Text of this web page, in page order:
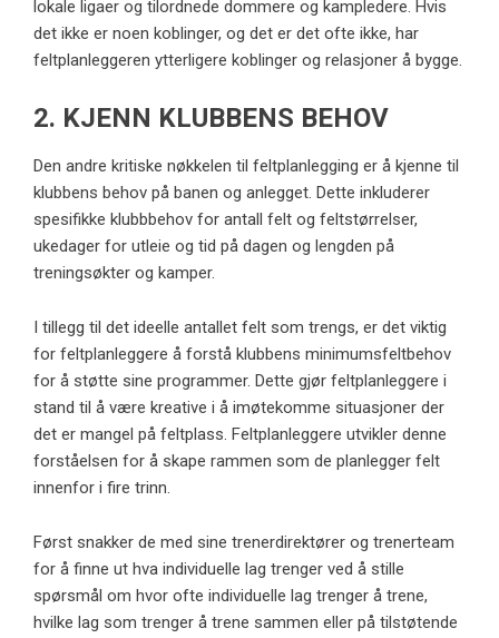
lokale ligaer og tilordnede dommere og kampledere. Hvis
det ikke er noen koblinger, og det er det ofte ikke, har
feltplanleggeren ytterligere koblinger og relasjoner å bygge.
2. KJENN KLUBBENS BEHOV
Den andre kritiske nøkkelen til feltplanlegging er å kjenne til
klubbens behov på banen og anlegget. Dette inkluderer
spesifikke klubbbehov for antall felt og feltstørrelser,
ukedager for utleie og tid på dagen og lengden på
treningsøkter og kamper.
I tillegg til det ideelle antallet felt som trengs, er det viktig
for feltplanleggere å forstå klubbens minimumsfeltbehov
for å støtte sine programmer. Dette gjør feltplanleggere i
stand til å være kreative i å imøtekomme situasjoner der
det er mangel på feltplass. Feltplanleggere utvikler denne
forståelsen for å skape rammen som de planlegger felt
innenfor i fire trinn.
Først snakker de med sine trenerdirektører og trenerteam
for å finne ut hva individuelle lag trenger ved å stille
spørsmål om hvor ofte individuelle lag trenger å trene,
hvilke lag som trenger å trene sammen eller på tilstøtende